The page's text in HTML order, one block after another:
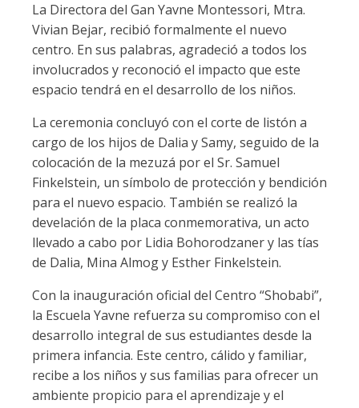
La Directora del Gan Yavne Montessori, Mtra.
Vivian Bejar, recibió formalmente el nuevo
centro. En sus palabras, agradeció a todos los
involucrados y reconoció el impacto que este
espacio tendrá en el desarrollo de los niños.
La ceremonia concluyó con el corte de listón a
cargo de los hijos de Dalia y Samy, seguido de la
colocación de la mezuzá por el Sr. Samuel
Finkelstein, un símbolo de protección y bendición
para el nuevo espacio. También se realizó la
develación de la placa conmemorativa, un acto
llevado a cabo por Lidia Bohorodzaner y las tías
de Dalia, Mina Almog y Esther Finkelstein.
Con la inauguración oficial del Centro “Shobabi”,
la Escuela Yavne refuerza su compromiso con el
desarrollo integral de sus estudiantes desde la
primera infancia. Este centro, cálido y familiar,
recibe a los niños y sus familias para ofrecer un
ambiente propicio para el aprendizaje y el